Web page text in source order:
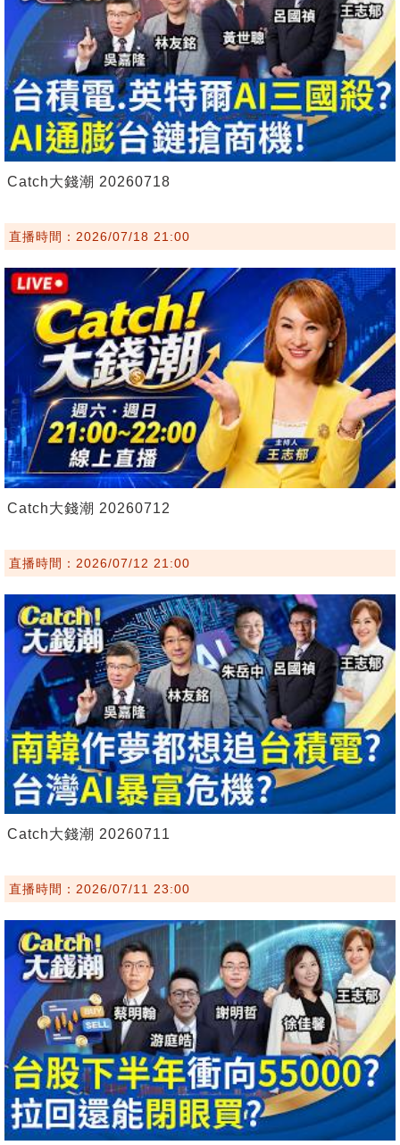
Catch大錢潮 20260718
直播時間：2026/07/18 21:00
Catch大錢潮 20260712
直播時間：2026/07/12 21:00
Catch大錢潮 20260711
直播時間：2026/07/11 23:00